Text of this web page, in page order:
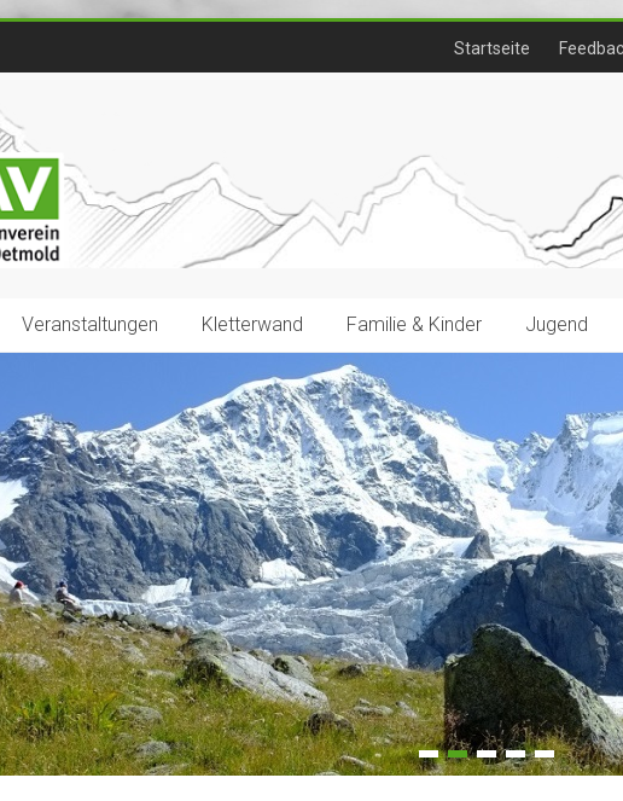
Startseite
Veranstaltungen Kletterwand Familie & Kinder Jugend